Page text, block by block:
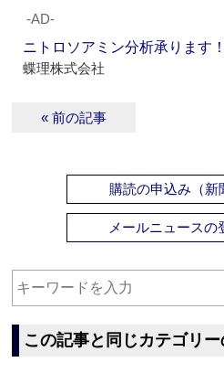
‐AD‐
ニトロソアミン分析承ります
蝶理株式会社
« 前の記事
購読の申込み（新
メールニュースの
この記事と同じカテゴリ